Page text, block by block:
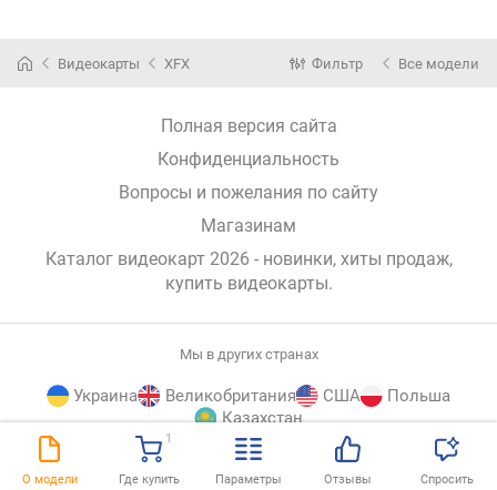
О модели Где купить
1
Параметры Отзывы Спросить
Видеокарты XFX Фильтр Все модели
Полная версия сайта
Конфиденциальность
Вопросы и пожелания по сайту
Магазинам
Каталог видеокарт 2026 - новинки, хиты продаж,
купить видеокарты.
Мы в других странах
Украина Великобритания США
Польша
Казахстан
© E-Katalog, 2026 НАВЕРХ